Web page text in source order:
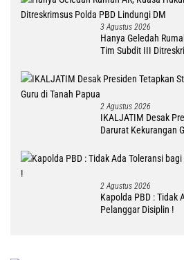
3 Agustus 2026
Hanya Geledah
Tim Subdit III
2 Agustus 2026
IKALJATIM Desak
Darurat Kekurangan
2 Agustus 2026
Kapolda PBD : Tidak
Pelanggar Disiplin !